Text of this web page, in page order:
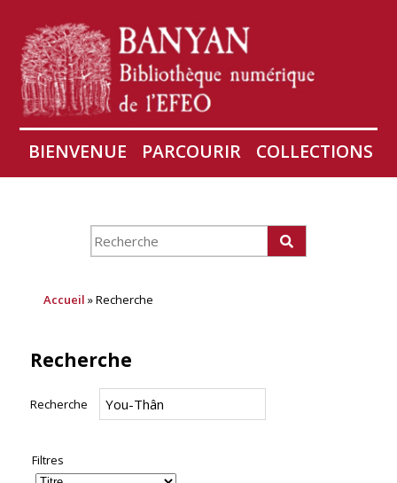
BIENVENUE PARCOURIR
COLLECTIONS
AIRES
CONSERVATION D'ANGKOR
Accueil » Recherche
Recherche
Recherche
Filtres